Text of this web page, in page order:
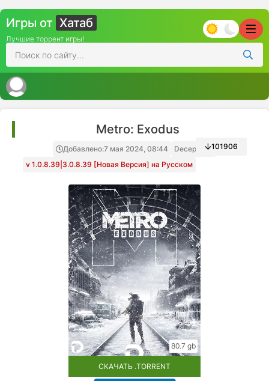
Игры от Хатаб
Лучшие торрент игры!
Metro: Exodus
Добавлено:7 мая 2024, 08:44
Decepticon
v 1.0.8.39|3.0.8.39 [Новая Версия] на Русском
101906
80.7 gb
СКАЧАТЬ .TORRENT